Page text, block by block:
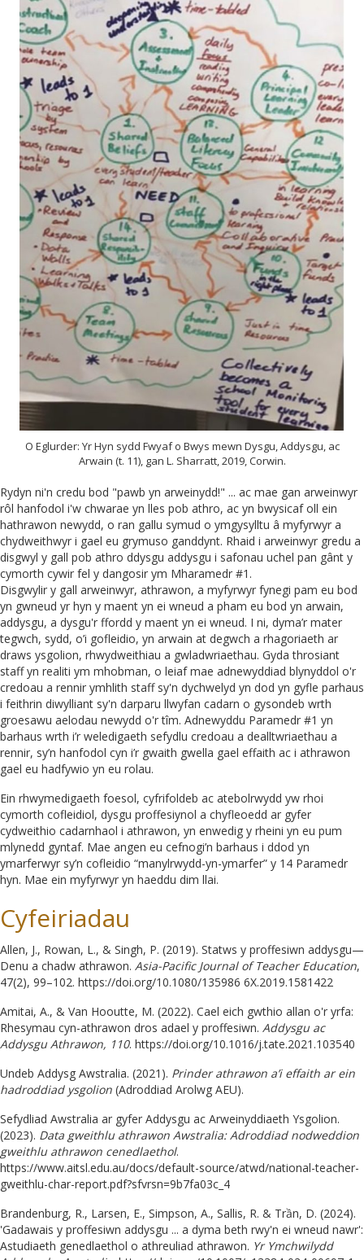
O Eglurder: Yr Hyn sydd Fwyaf o Bwys mewn Dysgu, Addysgu, ac
Arwain (t. 11), gan L. Sharratt, 2019, Corwin.
Rydyn ni'n credu bod "pawb yn arweinydd!" ... ac mae gan arweinwyr
rôl hanfodol i'w chwarae yn lles pob athro, ac yn bwysicaf oll ein
hathrawon newydd, o ran gallu symud o ymgysylltu â myfyrwyr a
chydweithwyr i gael eu grymuso ganddynt. Rhaid i arweinwyr gredu a
disgwyl y gall pob athro ddysgu addysgu i safonau uchel pan gânt y
cymorth cywir fel y dangosir ym Mharamedr #1.
Disgwylir y gall arweinwyr, athrawon, a myfyrwyr fynegi pam eu bod
yn gwneud yr hyn y maent yn ei wneud a pham eu bod yn arwain,
addysgu, a dysgu'r ffordd y maent yn ei wneud. I ni, dyma’r mater
tegwch, sydd, o’i gofleidio, yn arwain at degwch a rhagoriaeth ar
draws ysgolion, rhwydweithiau a gwladwriaethau. Gyda throsiant
staff yn realiti ym mhobman, o leiaf mae adnewyddiad blynyddol o'r
credoau a rennir ymhlith staff sy'n dychwelyd yn dod yn gyfle parhaus
i feithrin diwylliant sy'n darparu llwyfan cadarn o gysondeb wrth
groesawu aelodau newydd o'r tîm. Adnewyddu Paramedr #1 yn
barhaus wrth i’r weledigaeth sefydlu credoau a dealltwriaethau a
rennir, sy’n hanfodol cyn i’r gwaith gwella gael effaith ac i athrawon
gael eu hadfywio yn eu rolau.
Ein rhwymedigaeth foesol, cyfrifoldeb ac atebolrwydd yw rhoi
cymorth cofleidiol, dysgu proffesiynol a chyfleoedd ar gyfer
cydweithio cadarnhaol i athrawon, yn enwedig y rheini yn eu pum
mlynedd gyntaf. Mae angen eu cefnogi’n barhaus i ddod yn
ymarferwyr sy’n cofleidio “manylrwydd-yn-ymarfer” y 14 Paramedr
hyn. Mae ein myfyrwyr yn haeddu dim llai.
Cyfeiriadau
Allen, J., Rowan, L., & Singh, P. (2019). Statws y proffesiwn addysgu—
Denu a chadw athrawon. Asia-Pacific Journal of Teacher Education,
47(2), 99–102. https://doi.org/10.1080/135986 6X.2019.1581422
Amitai, A., & Van Hooutte, M. (2022). Cael eich gwthio allan o'r yrfa:
Rhesymau cyn-athrawon dros adael y proffesiwn. Addysgu ac
Addysgu Athrawon, 110. https://doi.org/10.1016/j.tate.2021.103540
Undeb Addysg Awstralia. (2021). Prinder athrawon a’i effaith ar ein
hadroddiad ysgolion (Adroddiad Arolwg AEU).
Sefydliad Awstralia ar gyfer Addysgu ac Arweinyddiaeth Ysgolion.
(2023). Data gweithlu athrawon Awstralia: Adroddiad nodweddion
gweithlu athrawon cenedlaethol.
https://www.aitsl.edu.au/docs/default-source/atwd/national-teacher-
gweithlu-char-report.pdf?sfvrsn=9b7fa03c_4
Brandenburg, R., Larsen, E., Simpson, A., Sallis, R. & Trần, D. (2024).
'Gadawais y proffesiwn addysgu ... a dyma beth rwy'n ei wneud nawr':
Astudiaeth genedlaethol o athreuliad athrawon. Yr Ymchwilydd